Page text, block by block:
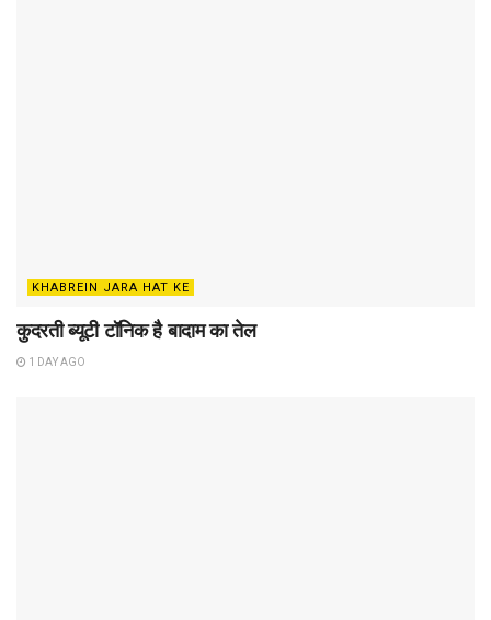
KHABREIN JARA HAT KE
कुदरती ब्यूटी टॉनिक है बादाम का तेल
1 DAY AGO